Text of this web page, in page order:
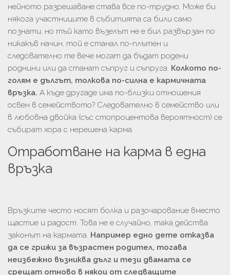
нейното разрешаване става все по-трудно. Може би
някога участниците в събитията са били само
познати, но тъй като възелът не е бил развързан по
никакъв начин, той е станал по-плътен и
следователно те вече могат да бъдат родени
роднини или да станат съпруг и съпруга. Колкото по-
голям е дългът, толкова по-силна е кармичната
връзка. А къде другаде има по-близки отношения
освен в семейството? Следователно в семейство или
в любовна двойка (със стопроцентова вероятност) се
събират хора с нерешена карма.
Отработване на карма в една
връзка
Връзките често носят болка и разочарование вместо
щастие и радост. Това не е случайно, така действа
законът на кармата. Например едно дете отказва
да се грижи за възрастен родител, тогава
неизбежно възниква дълг и тези двамата се
срещат отново в някои от следващите